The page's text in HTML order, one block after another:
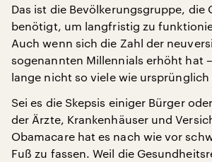
Das ist die Bevölkerungsgruppe, die
benötigt, um langfristig zu
Auch wenn sich die Zahl der
sogenannten Millennials erhöht hat
lange nicht so viele wie
Sei es die Skepsis einiger Bürger
der Ärzte, Krankenhäuser und
Obamacare hat es nach wie vor
Fuß zu fassen. Weil die